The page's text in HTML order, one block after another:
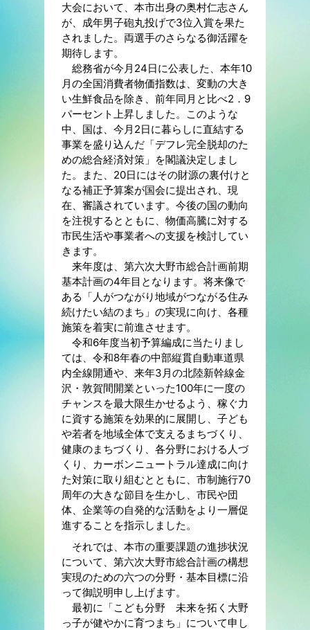
大会において、本市出身の奥村仁志さん
が、成年男子砲丸投げで3位入賞を果た
されました。両選手のさらなる御活躍を
期待します。
総務省が今月24日に公表した、本年10
月の全国消費者物価指数は、変動の大き
い生鮮食品を除き、前年同月と比べ2．9
パーセント上昇しました。このような
中、国は、今月2日に暮らしに直結する
事業を盛り込んだ「デフレ完全脱却のた
めの総合経済対策」を閣議決定しまし
た。また、20日にはその財源の裏付けと
なる補正予算案が国会に提出され、現
在、審議されています。今後の国の動向
を注視するとともに、物価高騰に対する
市民生活や事業者への支援を検討してい
きます。
来年度は、第六次大野市総合計画前期
基本計画の4年目となります。将来像で
ある「人がつながり地域がつながる住み
続けたい結のまち」の実現に向け、各種
施策を着実に前進させます。
令和6年度当初予算編成に当たりまし
ては、令和8年春の中部縦貫自動車道県
内全線開通や、来年3月の北陸新幹線金
沢・敦賀間開業といった100年に一度の
チャンスを最大限生かせるよう、稼ぐ力
に資する施策を効果的に展開し、子ども
や若者を地域全体で支えるまちづくり、
健康のまちづくり、各分野における人づ
くり、カーボンニュートラル達成に向け
た対策に取り組むとともに、市制施行70
周年の大きな節目を生かし、市民や団
体、企業等の自発的な活動をより一層促
進することを指示しました。
それでは、本市の重要課題の進捗状況
について、第六次大野市総合計画の構想
実現のための六つの分野・基本目標に沿
って御説明申し上げます。
最初に「こども分野 未来を拓く大野
っ子が健やかに育つまち」について申し